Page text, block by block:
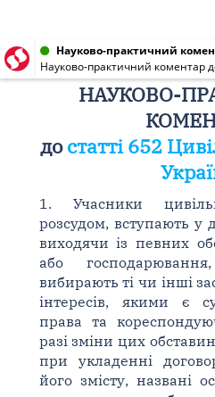
НАУКОВО-
достатті 652
1. Учасники
розсудом, вступають у
виходячи із певних
або
вибирають ті чи інші
інтересів, якими є
права та
разі зміни цих
при укладенні
його змісту, названі